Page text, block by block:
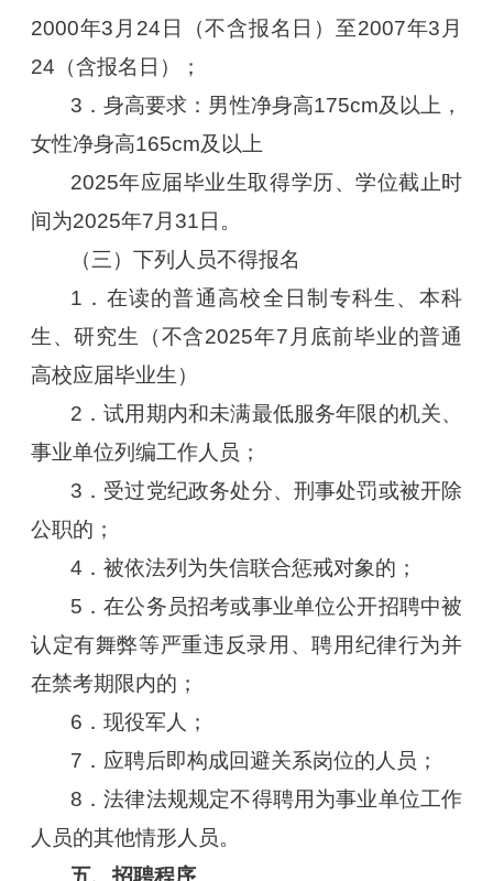
2000年3月24日（不含报名日）至2007年3月
24（含报名日）；
3．身高要求：男性净身高175cm及以上，
女性净身高165cm及以上
2025年应届毕业生取得学历、学位截止时
间为2025年7月31日。
（三）下列人员不得报名
1．在读的普通高校全日制专科生、本科
生、研究生（不含2025年7月底前毕业的普通
高校应届毕业生）
2．试用期内和未满最低服务年限的机关、
事业单位列编工作人员；
3．受过党纪政务处分、刑事处罚或被开除
公职的；
4．被依法列为失信联合惩戒对象的；
5．在公务员招考或事业单位公开招聘中被
认定有舞弊等严重违反录用、聘用纪律行为并
在禁考期限内的；
6．现役军人；
7．应聘后即构成回避关系岗位的人员；
8．法律法规规定不得聘用为事业单位工作
人员的其他情形人员。